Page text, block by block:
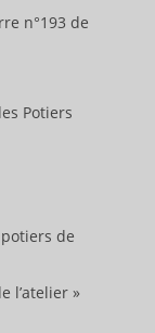
n°193 de
Potiers
de
l’atelier »